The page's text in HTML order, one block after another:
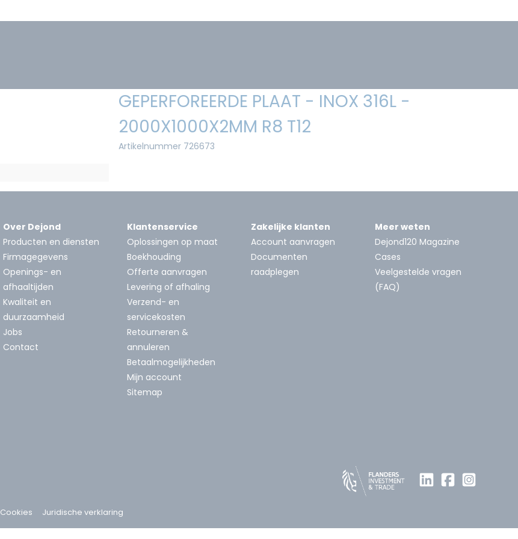
GEPERFOREERDE PLAAT - INOX 316L -
2000X1000X2MM R8 T12
Artikelnummer 726673
Over Dejond
Producten en diensten
Firmagegevens
Openings- en
afhaaltijden
Kwaliteit en
duurzaamheid
Jobs
Contact
Klantenservice
Oplossingen op maat
Boekhouding
Offerte aanvragen
Levering of afhaling
Verzend- en
servicekosten
Retourneren &
annuleren
Betaalmogelijkheden
Mijn account
Sitemap
Zakelijke klanten
Account aanvragen
Documenten
raadplegen
Meer weten
Dejond120 Magazine
Cases
Veelgestelde vragen
(FAQ)
Cookies Juridische verklaring